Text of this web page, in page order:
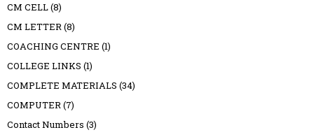
CM CELL(8)
CM LETTER(8)
COACHING CENTRE (1)
COLLEGE LINKS (1)
COMPLETE MATERIALS (34)
COMPUTER(7)
Contact Numbers (3)